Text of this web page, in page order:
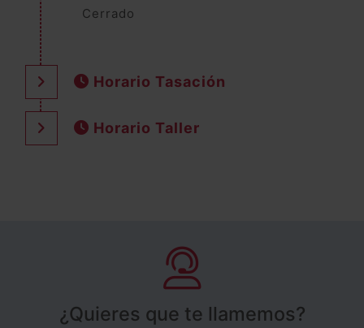
Cerrado
Horario Tasación
Horario Taller
¿Quieres que te llamemos?